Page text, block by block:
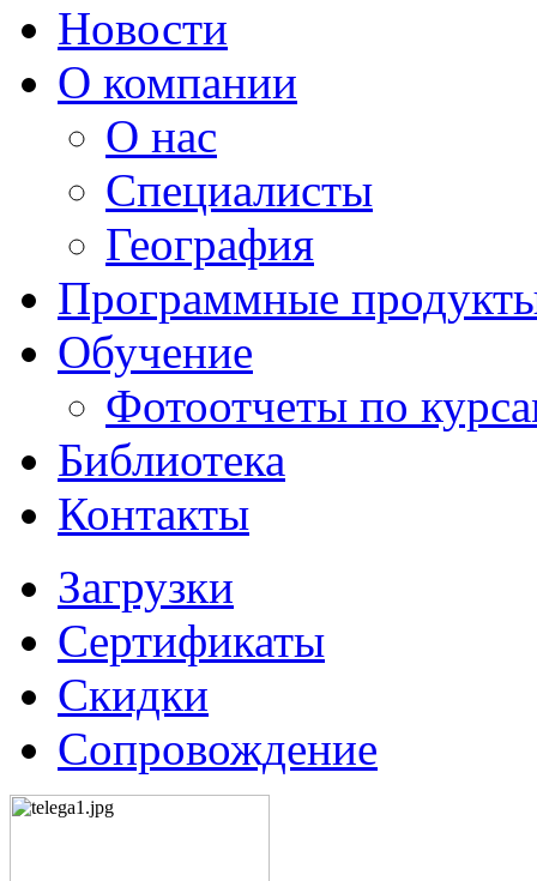
Новости
О компании
О нас
Специалисты
География
Программные
Обучение
Фотоотчеты по
Библиотека
Контакты
Загрузки
Сертификаты
Скидки
Сопровождение